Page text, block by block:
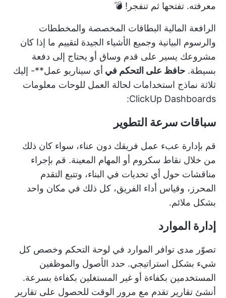
معرفته. تفتحها ثم تنفجر! 💣
الرافعة المالية البطاقات المخصصة والمخططات
والرسوم البيانية وجميع الأشياء الجيدة لتقييم ما إذا كان
مشروعك يسير على قدم وساق أو يحتاج إلى دفعة
بسيطة. حافظ على التحكم في أي سيناريو عمل**- إليك
ثلاثة نماذج استخدامات لحالة العمل للوحات معلومات
ClickUp Dashboards:
سباقات سرعة التطوير
قم بإدارة عبء عمل فريقك دون عناء، سواء كان ذلك
من خلال نقاط سكروم أو المهام المعينة. قم بإجراء
مناقشات حول أي تحديات في البناء، وتتبع التقدم
المحرز، وقياس أداء الفريق، كل ذلك في مكان واحد
بشكل ملائم.
إدارة الموارد
تصوّر مدى توافر الموارد في لوحة التحكم وخصص كل
شيء بشكل استراتيجي. حدد الأصول والموظفين
المستخدمين بكفاءة أو غير المستغلين بكفاءة بسرعة.
أنشئ تقارير تقدم مع مرور الوقت للحصول على تقارير